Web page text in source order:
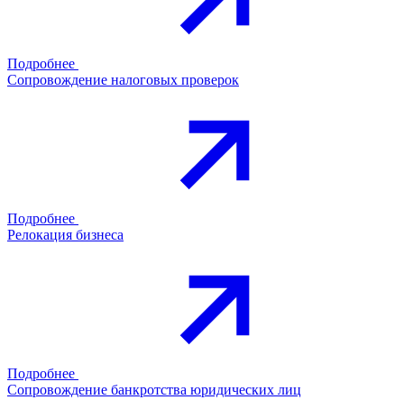
Подробнее
Сопровождение налоговых проверок
Подробнее
Релокация бизнеса
Подробнее
Сопровождение банкротства юридических лиц